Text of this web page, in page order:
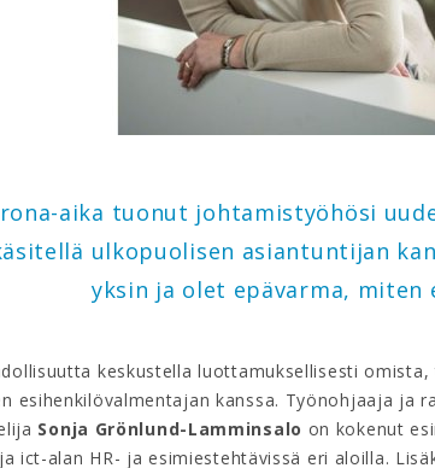
aika tuonut johtamistyöhösi
ulkopuolisen asiantuntijan
yksin ja olet epävarma, miten
keskustella luottamuksellisesti
esihenkilövalmentajan kanssa. Työnohjaaja ja
Sonja Grönlund-Lamminsalo on kokenut
ict-alan HR- ja esimiestehtävissä eri aloilla.